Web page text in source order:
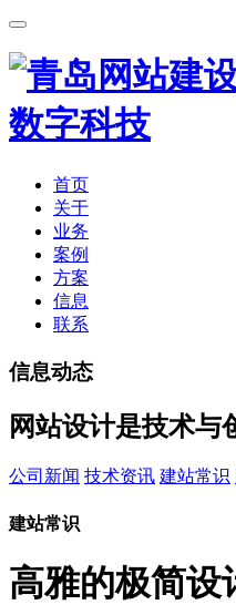
首页
关于
业务
案例
方案
信息
联系
信息动态
网站设计是技术与
公司新闻 技术资讯 建站常识
建站常识
高雅的极简设